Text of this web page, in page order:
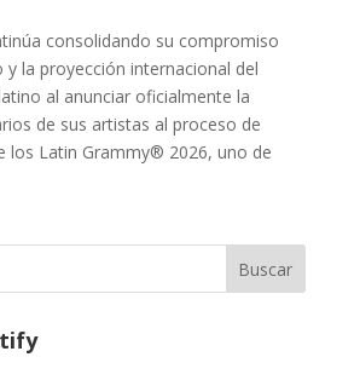
consolidando su compromiso
y la proyección internacional del
al anunciar oficialmente la
de sus artistas al proceso de
los Latin Grammy® 2026, uno de
Buscar